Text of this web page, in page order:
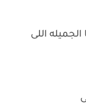
اللى